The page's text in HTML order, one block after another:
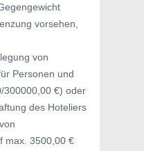
vorsehen,
von
Personen und
300000,00 €) oder
des Hoteliers
max. 3500,00 €